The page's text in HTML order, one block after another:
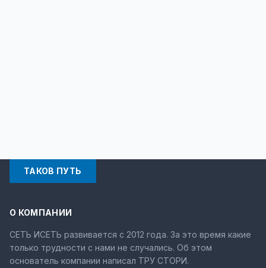
ТАКОВ ПУТЬ
О КОМПАНИИ
СЕТЬ ИСЕТЬ развивается с 2012 года. За это время какие
только трудности с нами не случались. Об этом
основатель компании написал ТРУ СТОРИ.